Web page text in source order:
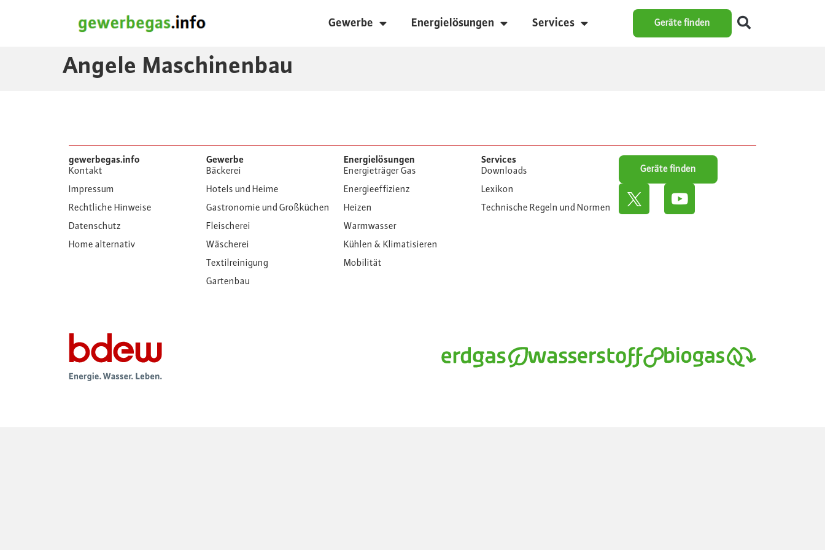
Gewerbe Energielösungen Services Geräte finden
Angele Maschinenbau
gewerbegas.info
Kontakt
Impressum
Rechtliche Hinweise
Datenschutz
Home alternativ
Gewerbe
Bäckerei
Hotels und Heime
Gastronomie und Großküchen
Fleischerei
Wäscherei
Textilreinigung
Gartenbau
Energielösungen
Energieträger Gas
Energieeffizienz
Heizen
Warmwasser
Kühlen & Klimatisieren
Mobilität
Services
Downloads
Lexikon
Technische Regeln und Normen
Geräte finden